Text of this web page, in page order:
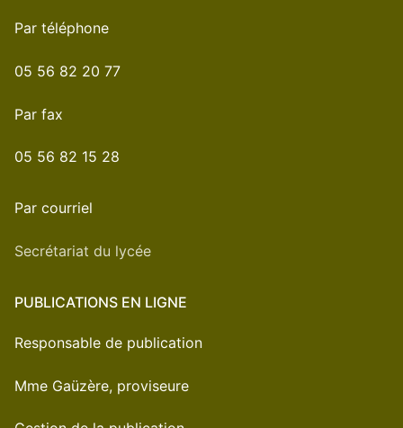
Par téléphone
05 56 82 20 77
Par fax
05 56 82 15 28
Par courriel
Secrétariat du lycée
PUBLICATIONS EN LIGNE
Responsable de publication
Mme Gaüzère, proviseure